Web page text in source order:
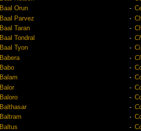
Baal Orun
Baal Parvez
Baal Taran
Baal Tondral
Baal Tyon
Babera
Babo
Balam
Balor
Baloro
Balthasar
Baltram
Baltus